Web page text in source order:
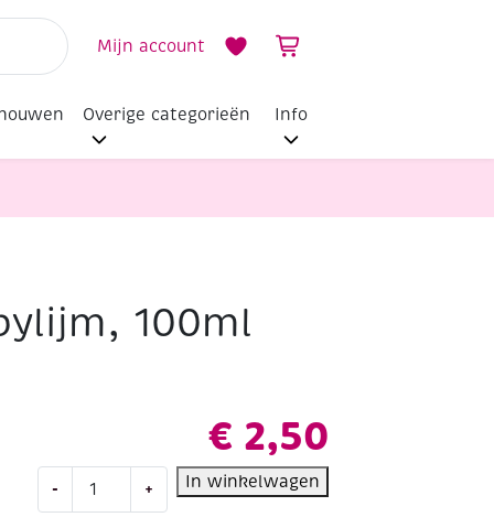
Mijn account
Overige categorieën Info
100ml
€ 2,50
-
hobbylijm,
+ In winkelwagen